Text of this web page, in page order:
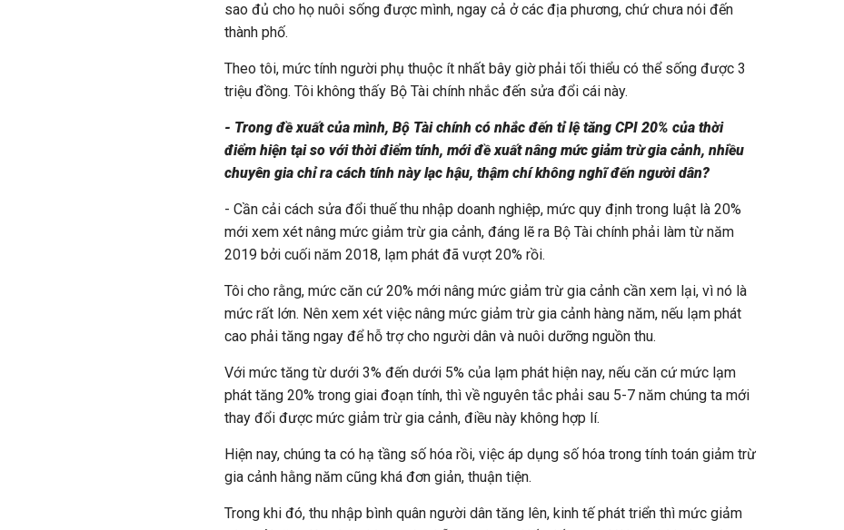
sao đủ cho họ nuôi sống được mình, ngay cả ở các địa phương, chứ chưa nói đến
thành phố.
Theo tôi, mức tính người phụ thuộc ít nhất bây giờ phải tối thiểu có thể sống được 3
triệu đồng. Tôi không thấy Bộ Tài chính nhắc đến sửa đổi cái này.
- Trong đề xuất của mình, Bộ Tài chính có nhắc đến tỉ lệ tăng CPI 20% của thời
điểm hiện tại so với thời điểm tính, mới đề xuất nâng mức giảm trừ gia cảnh, nhiều
chuyên gia chỉ ra cách tính này lạc hậu, thậm chí không nghĩ đến người dân?
- Cần cải cách sửa đổi thuế thu nhập doanh nghiệp, mức quy định trong luật là 20%
mới xem xét nâng mức giảm trừ gia cảnh, đáng lẽ ra Bộ Tài chính phải làm từ năm
2019 bởi cuối năm 2018, lạm phát đã vượt 20% rồi.
Tôi cho rằng, mức căn cứ 20% mới nâng mức giảm trừ gia cảnh cần xem lại, vì nó là
mức rất lớn. Nên xem xét việc nâng mức giảm trừ gia cảnh hàng năm, nếu lạm phát
cao phải tăng ngay để hỗ trợ cho người dân và nuôi dưỡng nguồn thu.
Với mức tăng từ dưới 3% đến dưới 5% của lạm phát hiện nay, nếu căn cứ mức lạm
phát tăng 20% trong giai đoạn tính, thì về nguyên tắc phải sau 5-7 năm chúng ta mới
thay đổi được mức giảm trừ gia cảnh, điều này không hợp lí.
Hiện nay, chúng ta có hạ tầng số hóa rồi, việc áp dụng số hóa trong tính toán giảm trừ
gia cảnh hằng năm cũng khá đơn giản, thuận tiện.
Trong khi đó, thu nhập bình quân người dân tăng lên, kinh tế phát triển thì mức giảm